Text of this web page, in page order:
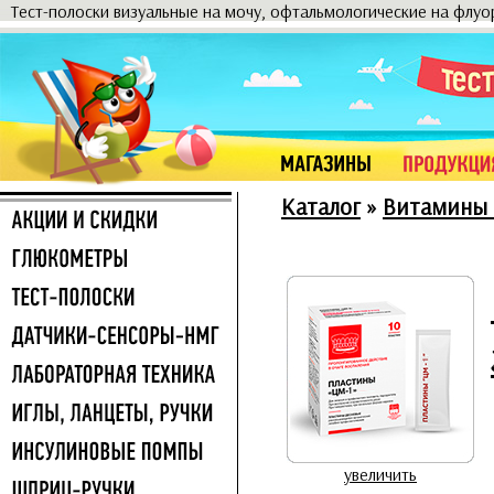
Тест-полоски визуальные на мочу, офтальмологические на
Каталог»
увеличить